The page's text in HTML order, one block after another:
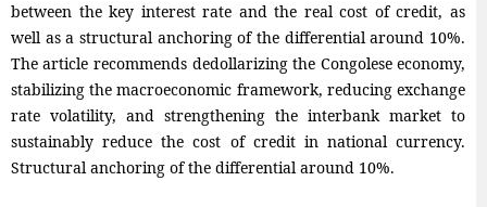
between the key interest rate and the real cost of credit, as
well as a structural anchoring of the differential around 10%.
The article recommends dedollarizing the Congolese economy,
stabilizing the macroeconomic framework, reducing exchange
rate volatility, and strengthening the interbank market to
sustainably reduce the cost of credit in national currency.
Structural anchoring of the differential around 10%.